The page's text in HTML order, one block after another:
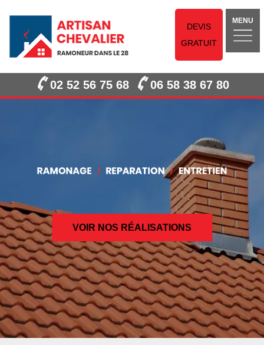
DEVIS
GRATUIT
MENU
02 52 56 75 68 06 58 38 67 80
VOIR NOS RÉALISATIONS